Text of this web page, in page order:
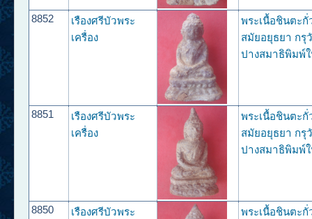
8852
เรืองศรีบัวพระ
เครื่อง
พระเนื้อชินตะ
สมัยอยุธยา กรุ
ปางสมาธิพิมพ์
8851
เรืองศรีบัวพระ
เครื่อง
พระเนื้อชินตะ
สมัยอยุธยา กรุ
ปางสมาธิพิมพ์
8850
เรืองศรีบัวพระ
พระเนื้อชินตะ